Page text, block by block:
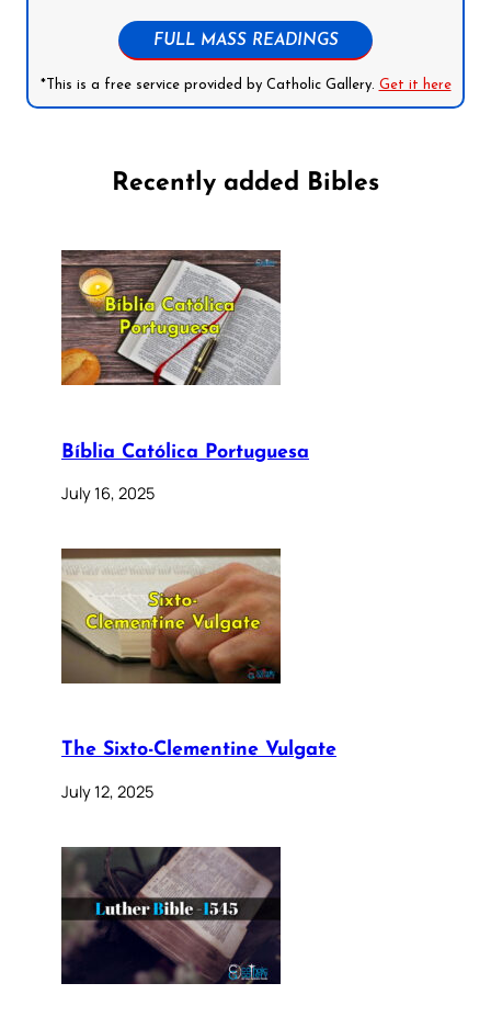
FULL MASS READINGS
*This is a free service provided by Catholic Gallery. Get it here
Recently added Bibles
Bíblia Católica Portuguesa
July 16, 2025
The Sixto-Clementine Vulgate
July 12, 2025